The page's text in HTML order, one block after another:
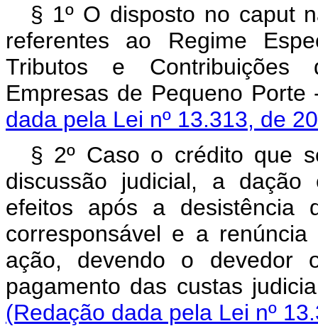
§ 1º O disposto no caput
referentes ao Regime
Tributos e Contribuições
Empresas de Pequeno
dada pela Lei nº 13.313, de
§ 2º Caso o crédito que
discussão judicial, a dação
efeitos após a desistência
corresponsável e a
ação, devendo o
pagamento das custas
(Redação dada pela Lei nº